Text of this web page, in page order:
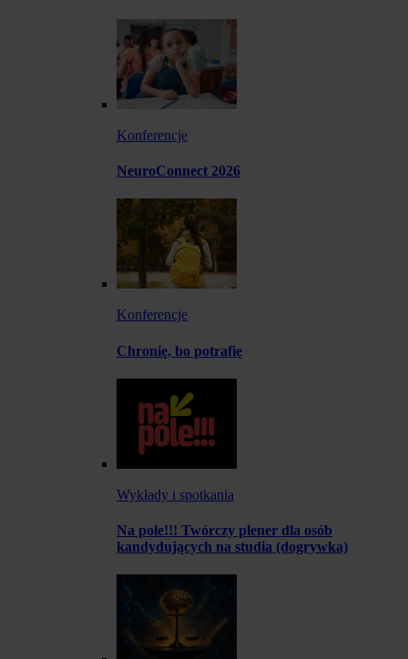
Konferencje
NeuroConnect 2026
Konferencje
Chronię, bo potrafię
Wykłady i spotkania
Na pole!!! Twórczy plener dla osób
kandydujących na studia (dogrywka)